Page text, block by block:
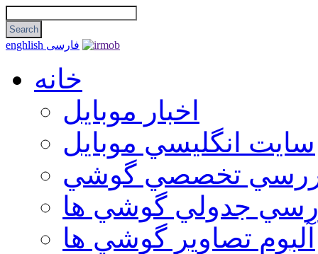
enghlish فارسی
خانه
اخبار موبایل
سايت انگليسي موبايل
تخصصي گوشي
جدولي گوشي ها
آلبوم تصاوير گوشي ها